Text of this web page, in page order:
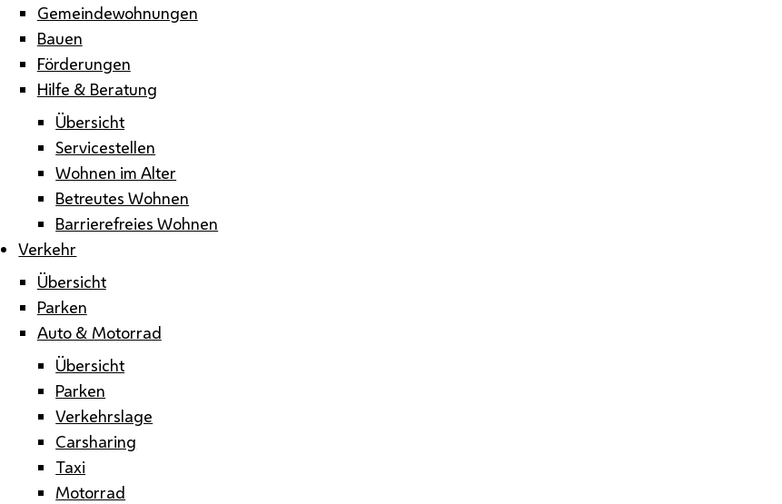
Gemeindewohnungen
Bauen
Förderungen
Hilfe & Beratung
Übersicht
Servicestellen
Wohnen im Alter
Betreutes Wohnen
Barrierefreies Wohnen
Verkehr
Übersicht
Parken
Auto & Motorrad
Übersicht
Parken
Verkehrslage
Carsharing
Taxi
Motorrad